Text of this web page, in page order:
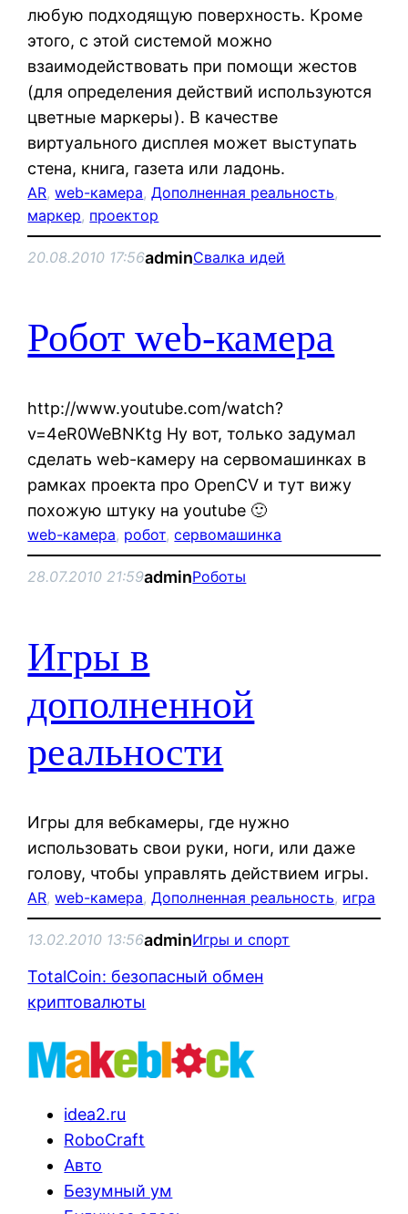
любую подходящую поверхность. Кроме
этого, с этой системой можно
взаимодействовать при помощи жестов
(для определения действий используются
цветные маркеры). В качестве
виртуального дисплея может выступать
стена, книга, газета или ладонь.
AR, web-камера, Дополненная реальность
маркер, проектор
20.08.2010 17:56adminСвалка идей
Робот web-камера
http://www.youtube.com/watch?
v=4eR0WeBNKtg Ну вот, только задумал
сделать web-камеру на сервомашинках в
рамках проекта про OpenCV и тут вижу
похожую штуку на youtube 🙂
web-камера, робот, сервомашинка
28.07.2010 21:59adminРоботы
Игры в
дополненной
реальности
Игры для вебкамеры, где нужно
использовать свои руки, ноги, или даже
голову, чтобы управлять действием игры.
AR, web-камера, Дополненная реальность, игра
13.02.2010 13:56adminИгры и спорт
TotalCoin: безопасный обмен
криптовалюты
idea2.ru
RoboCraft
Авто
Безумный ум